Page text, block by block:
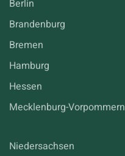
Berlin
Brandenburg
Bremen
Hamburg
Hessen
Mecklenburg-Vorpommern
Niedersachsen